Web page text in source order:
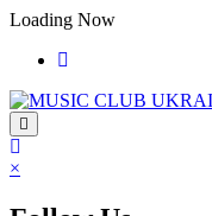
Перейти
контенту
Loading Now
×